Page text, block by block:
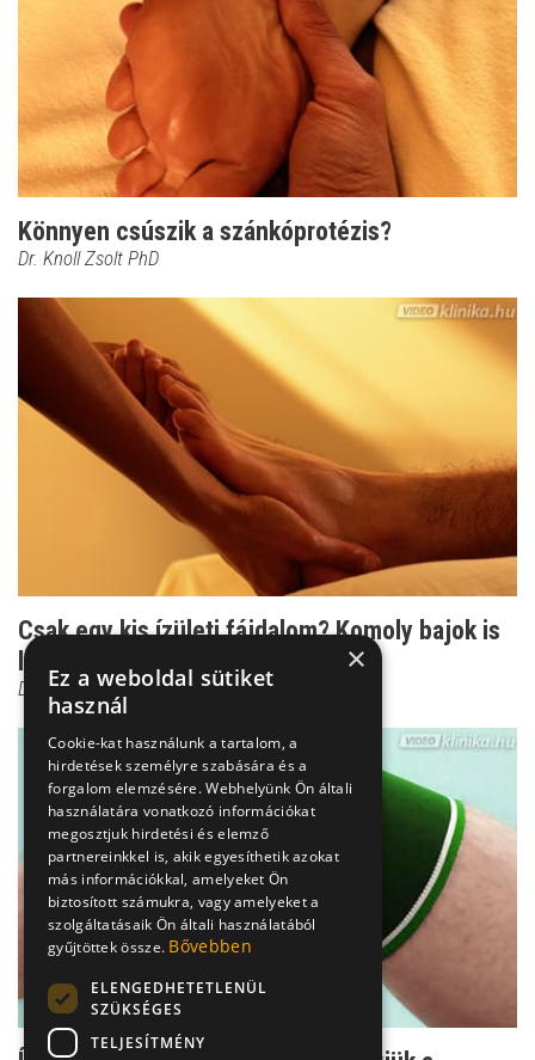
Könnyen csúszik a szánkóprotézis?
Dr. Knoll Zsolt PhD
Csak egy kis ízületi fájdalom? Komoly bajok is
lehetnek belő...
Dr. Zolnay Péter
×
Ez a weboldal sütiket
használ
Cookie-kat használunk a tartalom, a
hirdetések személyre szabására és a
forgalom elemzésére. Webhelyünk Ön általi
használatára vonatkozó információkat
megosztjuk hirdetési és elemző
partnereinkkel is, akik egyesíthetik azokat
más információkkal, amelyeket Ön
biztosított számukra, vagy amelyeket a
szolgáltatásaik Ön általi használatából
gyűjtöttek össze. Bővebben
ELENGEDHETETLENÜL
SZÜKSÉGES
TELJESÍTMÉNY